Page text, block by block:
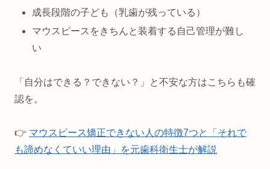
成長段階の子ども（乳歯が残っている）
マウスピースをきちんと装着する自己管理が難し
い
「自分はできる？できない？」と不安な方はこちらも確
認を。
👉 マウスピース矯正できない人の特徴7つと「それで
も諦めなくていい理由」を元歯科衛生士が解説